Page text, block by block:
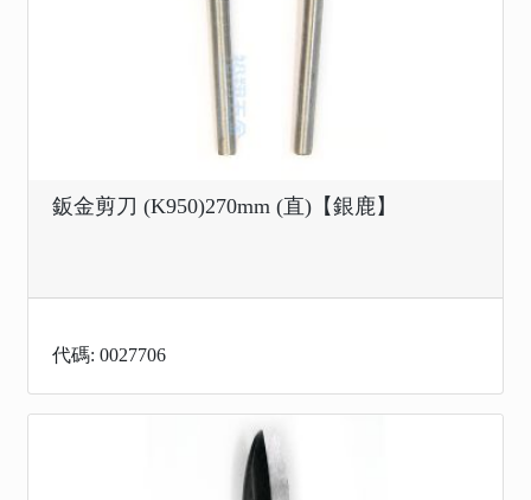
鈑金剪刀 (K950)270mm (直)【銀鹿】
代碼: 0027706